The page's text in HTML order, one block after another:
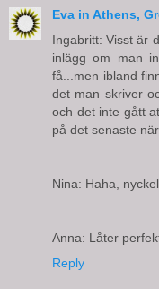
Eva in Athens,
Ingabritt: Visst är
inlägg om man
få...men ibland
det man skriver
och det inte gått
på det senaste
Nina: Haha,
Anna: Låter
Reply